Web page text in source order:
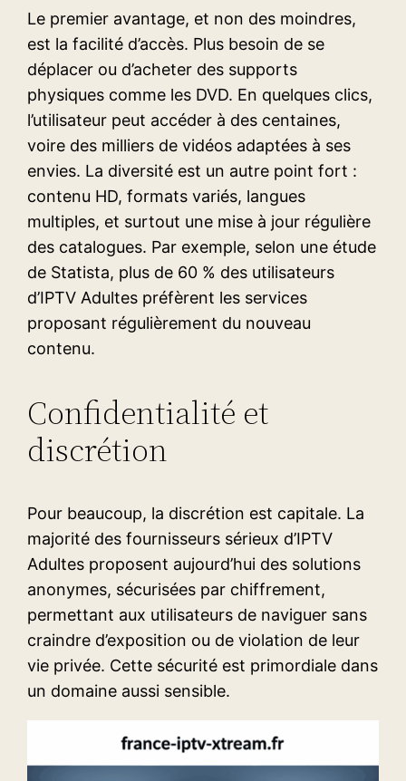
Le premier avantage, et non des moindres,
est la facilité d’accès. Plus besoin de se
déplacer ou d’acheter des supports
physiques comme les DVD. En quelques clics,
l’utilisateur peut accéder à des centaines,
voire des milliers de vidéos adaptées à ses
envies. La diversité est un autre point fort :
contenu HD, formats variés, langues
multiples, et surtout une mise à jour régulière
des catalogues. Par exemple, selon une étude
de Statista, plus de 60 % des utilisateurs
d’IPTV Adultes préfèrent les services
proposant régulièrement du nouveau
contenu.
Confidentialité et
discrétion
Pour beaucoup, la discrétion est capitale. La
majorité des fournisseurs sérieux d’IPTV
Adultes proposent aujourd’hui des solutions
anonymes, sécurisées par chiffrement,
permettant aux utilisateurs de naviguer sans
craindre d’exposition ou de violation de leur
vie privée. Cette sécurité est primordiale dans
un domaine aussi sensible.